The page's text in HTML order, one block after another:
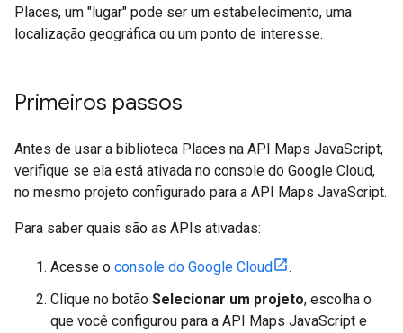
Places, um "lugar" pode ser um estabelecimento, uma
localização geográfica ou um ponto de interesse.
Primeiros passos
Antes de usar a biblioteca Places na API Maps JavaScript,
verifique se ela está ativada no console do Google Cloud,
no mesmo projeto configurado para a API Maps JavaScript.
Para saber quais são as APIs ativadas:
Acesse o console do Google Cloud
.
Clique no botão Selecionar um projeto, escolha o
que você configurou para a API Maps JavaScript e